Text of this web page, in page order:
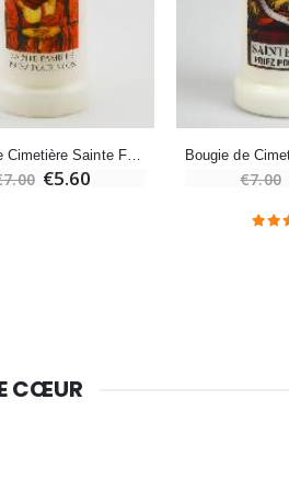
Lot de 20 Bougies de Neuvaine Blanches
€78.00 €58.50
Bougie de Cimetière Sainte Famille
€5.60 €7.00
CŒUR